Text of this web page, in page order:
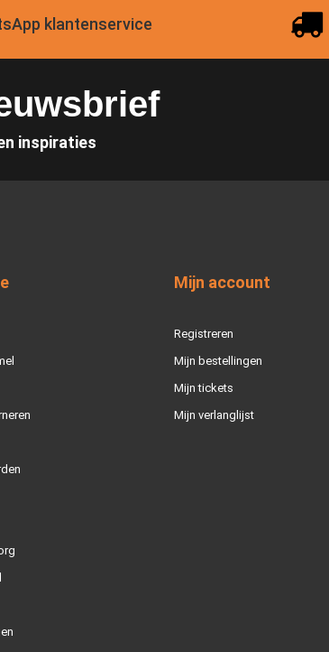
klantenservice
inspiraties
Mijn account
Registreren
Mijn bestellingen
Mijn tickets
Mijn verlanglijst